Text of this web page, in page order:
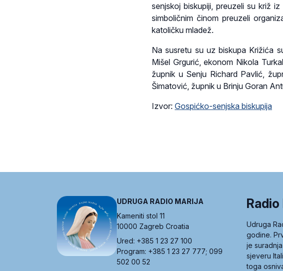
senjskoj biskupiji, preuzeli su križ
simboličnim činom preuzeli
katoličku mladež.
Na susretu su uz biskupa Križića
Mišel Grgurić, ekonom Nikola
župnik u Senju Richard Pavlić,
Šimatović, župnik u Brinju Goran
Izvor: Gospićko-senjska biskupija
UDRUGA RADIO MARIJA
Kameniti stol 11
10000 Zagreb Croatia
Ured: +385 1 23 27 100
Program: +385 1 23 27 777; 099
502 00 52
Udruga
godine.
je
sjeveru
toga